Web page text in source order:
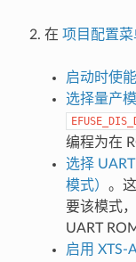
在 项目配置菜
启动时使
选择量产
编程为在
选择
模式） 。
要该模式
UART
启用 XTS-